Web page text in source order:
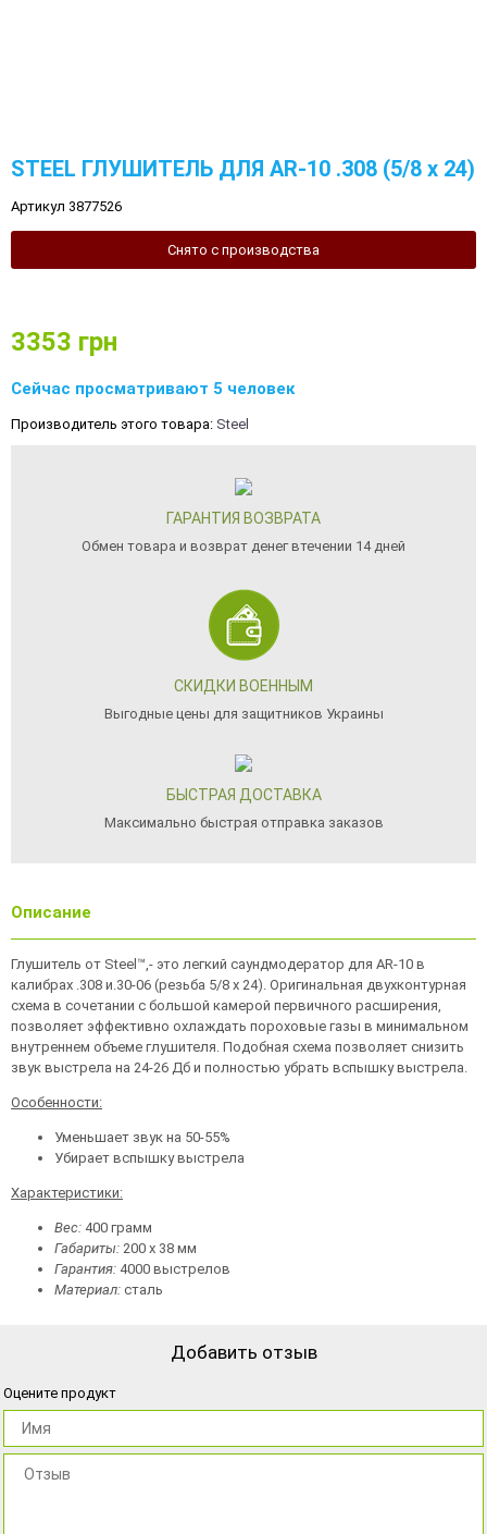
STEEL ГЛУШИТЕЛЬ ДЛЯ AR-10 .308 (5/8 х 24)
Артикул 3877526
Снято с производства
3353 грн
Сейчас просматривают 5 человек
Производитель этого товара: Steel
ГАРАНТИЯ ВОЗВРАТА
Обмен товара и возврат денег втечении 14 дней
СКИДКИ ВОЕННЫМ
Выгодные цены для защитников Украины
БЫСТРАЯ ДОСТАВКА
Максимально быстрая отправка заказов
Описание
Глушитель от Steel™,- это легкий саундмодератор для AR-10 в
калибрах .308 и.30-06 (резьба 5/8 х 24). Оригинальная двухконтурная
схема в сочетании с большой камерой первичного расширения,
позволяет эффективно охлаждать пороховые газы в минимальном
внутреннем объеме глушителя. Подобная схема позволяет снизить
звук выстрела на 24-26 Дб и полностью убрать вспышку выстрела.
Особенности:
Уменьшает звук на 50-55%
Убирает вспышку выстрела
Характеристики:
Вес: 400 грамм
Габариты: 200 х 38 мм
Гарантия: 4000 выстрелов
Материал: сталь
Добавить отзыв
Оцените продукт